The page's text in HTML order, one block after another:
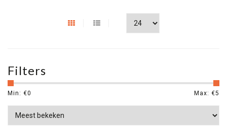
Filters
Min: €0 Max: €5